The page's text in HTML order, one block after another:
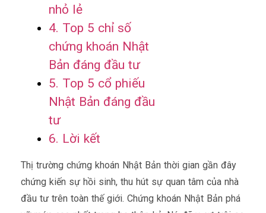
nhỏ lẻ
4. Top 5 chỉ số
chứng khoán Nhật
Bản đáng đầu tư
5. Top 5 cổ phiếu
Nhật Bản đáng đầu
tư
6. Lời kết
Thị trường chứng khoán Nhật Bản thời gian gần đây
chứng kiến sự hồi sinh, thu hút sự quan tâm của nhà
đầu tư trên toàn thế giới. Chứng khoán Nhật Bản phá